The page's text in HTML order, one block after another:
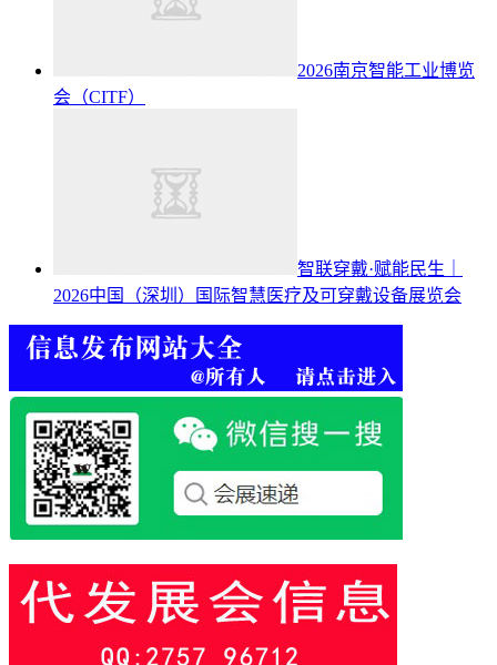
2026南京智能工业博览
会（CITF）
智联穿戴·赋能民生｜
2026中国（深圳）国际智慧医疗及可穿戴设备展览会